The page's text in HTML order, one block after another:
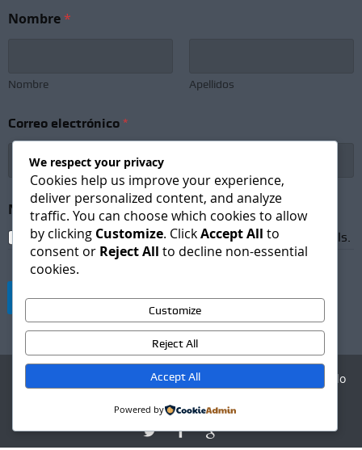
Nombre*
Nombre Apellidos
N
e
e
t
t
e
*
Correo electrónico *
Newsletter Subscription *
I agree to receive newsletters and promotional emails.
Suscribirse
Agencia Digital - Desarrollo
We respect your privacy
Cookies help us improve your experience,
deliver personalized content, and analyze
traffic. You can choose which cookies to allow
by clicking Customize. ClickAccept All to
consent or Reject All to decline non-essential
cookies.
Customize
Reject All
Accept All
Powered by